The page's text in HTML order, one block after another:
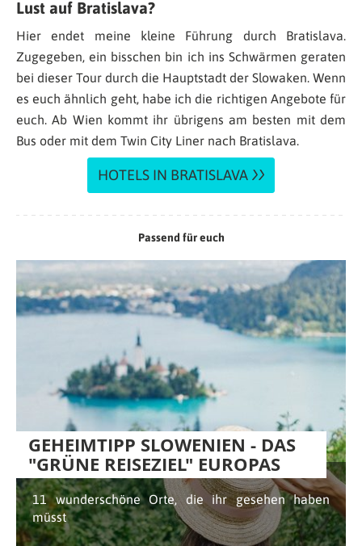
Lust auf Bratislava?
Hier endet meine kleine Führung durch Bratislava.
Zugegeben, ein bisschen bin ich ins Schwärmen geraten
bei dieser Tour durch die Hauptstadt der Slowaken. Wenn
es euch ähnlich geht, habe ich die richtigen Angebote für
euch. Ab Wien kommt ihr übrigens am besten mit dem
Bus oder mit dem Twin City Liner nach Bratislava.
HOTELS IN BRATISLAVA
Passend für euch
GEHEIMTIPP SLOWENIEN - DAS
"GRÜNE REISEZIEL" EUROPAS
11 wunderschöne Orte, die ihr gesehen haben
müsst